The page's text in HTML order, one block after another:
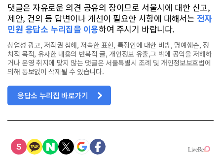
댓글은 자유로운 의견 공유의 장이므로 서울시에 대한 신고,
제안, 건의 등 답변이나 개선이 필요한 사항에 대해서는 전자
민원 응답소 누리집을 이용하여 주시기 바랍니다.
상업성 광고, 저작권 침해, 저속한 표현, 특정인에 대한 비방, 명예훼손, 정
치적 목적, 유사한 내용의 반복적 글, 개인정보 유출,그 밖에 공익을 저해하
거나 운영 취지에 맞지 않는 댓글은 서울특별시 조례 및 개인정보보호법에
의해 통보없이 삭제될 수 있습니다.
응답소 누리집 바로가기